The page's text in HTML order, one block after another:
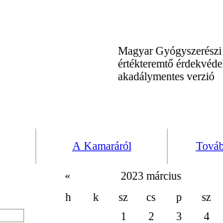
Magyar
értékteremtő
akadálymentes verzió
A Kamaráról
«
2023 március
h
k sz cs p
sz
1
2 3
4